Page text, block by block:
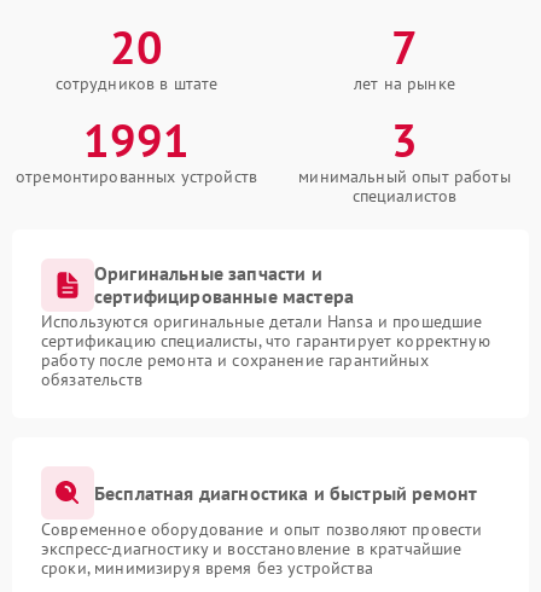
20
сотрудников в штате
7
лет на рынке
1991
отремонтированных устройств
3
минимальный опыт работы
специалистов
Оригинальные запчасти и
сертифицированные мастера
Используются оригинальные детали Hansa и прошедшие
сертификацию специалисты, что гарантирует корректную
работу после ремонта и сохранение гарантийных
обязательств
Бесплатная диагностика и быстрый ремонт
Современное оборудование и опыт позволяют провести
экспресс-диагностику и восстановление в кратчайшие
сроки, минимизируя время без устройства